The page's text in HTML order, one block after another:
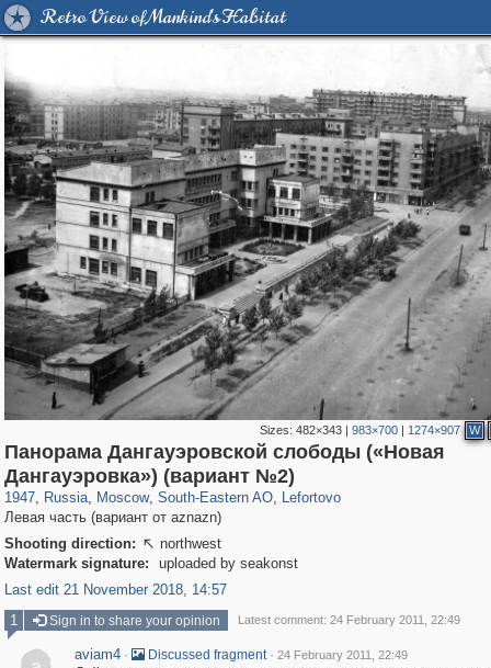
Retro View of Mankind's Habitat
Sizes:482×343 |983×700 | 1274×907 W
Панорама Дангауэровской слободы («Новая
Дангауэровка») (вариант №2)
1947, Russia
1,406,255 29,243
, Moscow
319,780 8,286
, South-Eastern AO
11,379 197
, Lefortovo
2,931
Левая часть (вариант от aznazn)
Shooting direction:  northwest
Watermark signature:
uploaded by seakonst
Last edit 21 November 2018, 14:57
1
Sign in to share your opinion Latest comment: 24 February 2011, 22:49
aviam4 · Discussed fragment · 24 February 2011, 22:49